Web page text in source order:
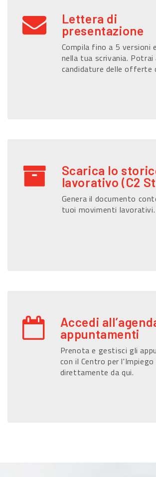
Lettera di
presentazione
Compila fino a 5 versioni
nella tua scrivania. Potrai
candidature delle offerte
Scarica lo
lavorativo (C2
Genera il documento
tuoi movimenti lavorativi.
Accedi
appuntamenti
Prenota e gestisci gli
con il Centro per l'Impiego
direttamente da qui.